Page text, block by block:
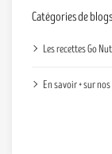
Catégories de blogs
Les recettes Go
En savoir + sur